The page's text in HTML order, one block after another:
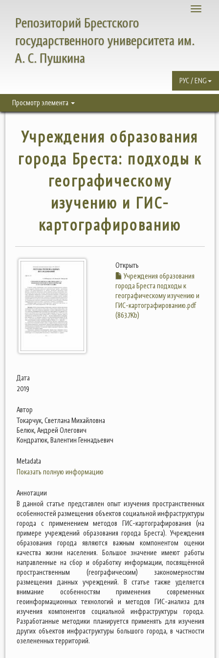
Toggle
Репозиторий Брестского
государственного университета им.
А. С. Пушкина
РУС / ENG
Просмотр элемента
Учреждения образования
города Бреста: подходы к
географическому
изучению и ГИС-
картографированию
Открыть
Учреждения образования
города Бреста подходы к
географическому изучению и
ГИС-картографированию.pdf
(863.7Kb)
Дата
2019
Автор
Токарчук, Светлана Михайловна
Белюк, Андрей Олегович
Кондратюк, Валентин Геннадьевич
Metadata
Показать полную информацию
Аннотации
В данной статье представлен опыт изучения пространственных
особенностей размещения объектов социальной инфраструктуры
города с применением методов ГИС-картографирования (на
примере учреждений образования города Бреста). Учреждения
образования города являются важным компонентом оценки
качества жизни населения. Большое значение имеют работы
направленные на сбор и обработку информации, посвящённой
пространственным (географическим) закономерностям
размещения данных учреждений. В статье также уделяется
внимание особенностям применения современных
геоинформационных технологий и методов ГИС-анализа для
изучения компонентов социальной инфраструктуры города.
Разработанные методики планируется применять для изучения
других объектов инфраструктуры большого города, в частности
озелененных территорий.